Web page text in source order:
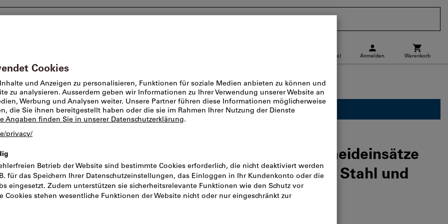
de) Anmelden Warenkorb
Wendeschneidplatten für Stechwerkzeuge
Dieses Produkt ist nur für Geschäftskunden verfügbar.
TAG N8C IC808 Einseitige Schneideinsätze
zum Schlitzfräsen für legierten Stahl und
Aluminium